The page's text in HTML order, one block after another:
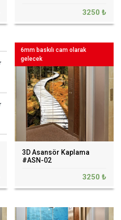
3250 ₺
6mm baskılı cam olarak
gelecek
3D Asansör Kaplama
#ASN-02
3250 ₺